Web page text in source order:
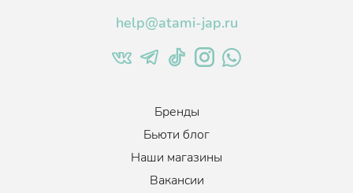
Подходит для лица и тела. Рекомендован для жирной кожи
help@atami-jap.ru
Бренды
Бьюти блог
Наши магазины
Вакансии